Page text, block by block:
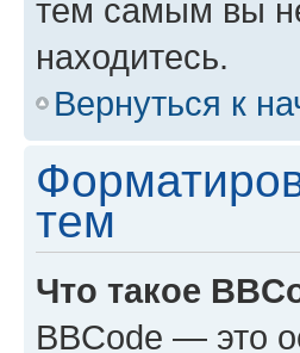
тем самым вы
находитесь.
Вернуться к
тем
Что такое
BBCode — это